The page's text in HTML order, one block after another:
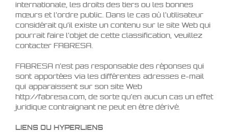
internationale, les droits des tiers ou les bonnes
mœurs et l’ordre public. Dans le cas où l’utilisateur
considérait qu’il existe un contenu sur le site Web qui
pourrait faire l’objet de cette classification, veuillez
contacter FABRESA.
FABRESA n’est pas responsable des réponses qui
sont apportées via les différentes adresses e-mail
qui apparaissent sur son site Web
http://fabresa.com, de sorte qu’en aucun cas un effet
juridique contraignant ne peut en être dérivé.
LIENS OU HYPERLIENS